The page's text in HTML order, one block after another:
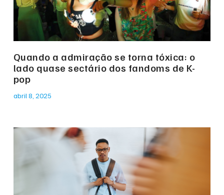
Quando a admiração se torna tóxica: o
lado quase sectário dos fandoms de K-
pop
abril 8, 2025